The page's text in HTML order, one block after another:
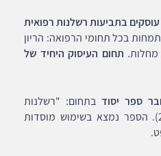
עוסקים בתביעות רשלנות רפואית
בכל תחומי הרפואה: הריון
מחלות. תחום העיסוק היחיד של
ספר יסודבתחום: "רשלנות
רפואית" (הוצאת בורסי 2022). הספר נמצא בשימוש מוסדות